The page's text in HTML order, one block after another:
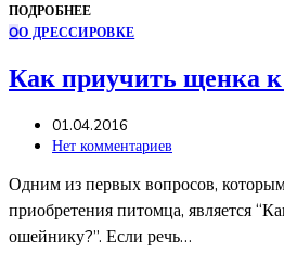
ПОДРОБНЕЕ
ОО ДРЕССИРОВКЕ
Как приучить щенка
01.04.2016
Нет комментариев
Одним из первых вопросов, которым
приобретения питомца, является
ошейнику?”. Если речь…